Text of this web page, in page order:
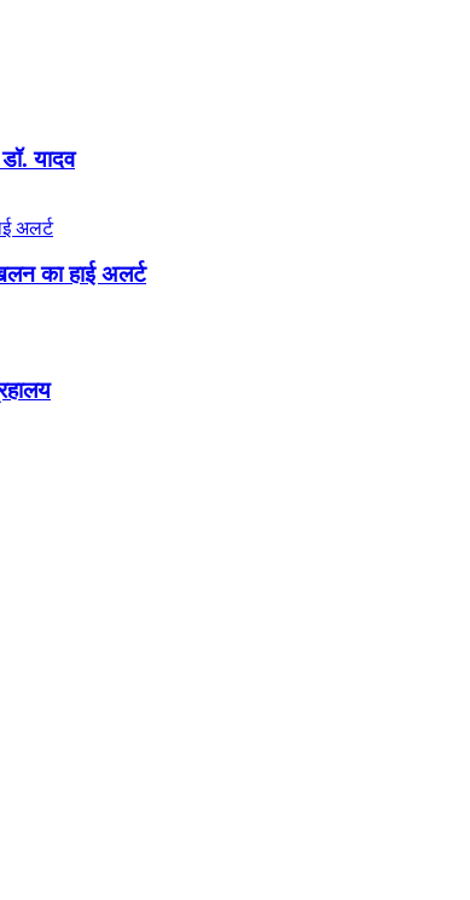
यादव
का हाई अलर्ट